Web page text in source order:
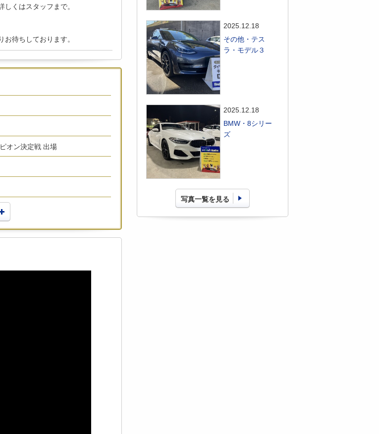
くはスタッフまで。
待ちしております。
オン決定戦 出場
2025.12.18
その他・テス
ラ・モデル３
2025.12.18
BMW・8シリー
ズ
写真一覧を見る